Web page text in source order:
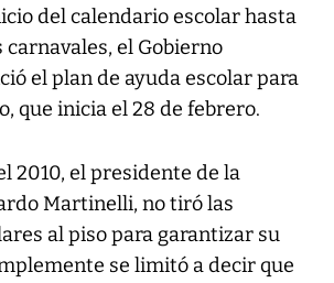
del calendario escolar hasta
carnavales, el Gobierno
el plan de ayuda escolar para
que inicia el 28 de febrero.
2010, el presidente de la
Martinelli, no tiró las
al piso para garantizar su
se limitó a decir que